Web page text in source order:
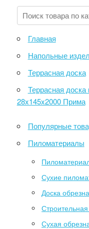
Главная
Напольные
Террасная доска
Террасная
28x145x2000 Прима
Популярные
Пиломатериалы
Сухие
Доска
Сухая